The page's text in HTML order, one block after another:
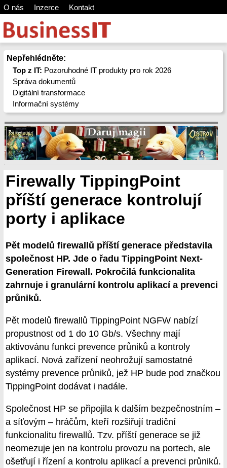
O nás Inzerce Kontakt
Nepřehlédněte:
Top z IT: Pozoruhodné IT produkty pro rok 2026
Správa dokumentů
Digitální transformace
Informační systémy
Firewally TippingPoint
příští generace kontrolují
porty i aplikace
Pět modelů firewallů příští generace představila
společnost HP. Jde o řadu TippingPoint Next-
Generation Firewall. Pokročilá funkcionalita
zahrnuje i granulární kontrolu aplikací a prevenci
průniků.
Pět modelů firewallů TippingPoint NGFW nabízí
propustnost od 1 do 10 Gb/s. Všechny mají
aktivovánu funkci prevence průniků a kontroly
aplikací. Nová zařízení neohrožují samostatné
systémy prevence průniků, jež HP bude pod značkou
TippingPoint dodávat i nadále.
Společnost HP se připojila k dalším bezpečnostním –
a síťovým – hráčům, kteří rozšiřují tradiční
funkcionalitu firewallů. Tzv. příští generace se již
neomezuje jen na kontrolu provozu na portech, ale
ošetřují i řízení a kontrolu aplikací a prevenci průniků.